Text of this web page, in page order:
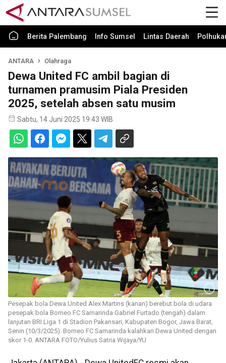
Berita Palembang Info Sumsel Lintas Daerah
ANTARA Olahraga
Dewa United FC ambil bagian di
turnamen pramusim Piala Presiden
2025, setelah absen satu musim
Sabtu, 14 Juni 2025 19:43 WIB
Pesepak bola Dewa United Alex Martins (kanan) berebut bola di udara
pesepak bola Borneo FC Samarinda Gabriel Furtado (tengah) dalam
lanjutan BRI Liga 1 di Stadion Pakansari, Kabupaten Bogor, Jawa Barat,
Senin (10/3/2025). Borneo FC Samarinda kalahkan Dewa United dengan
skor 1-0. ANTARA FOTO/Yulius Satria Wijaya/YU